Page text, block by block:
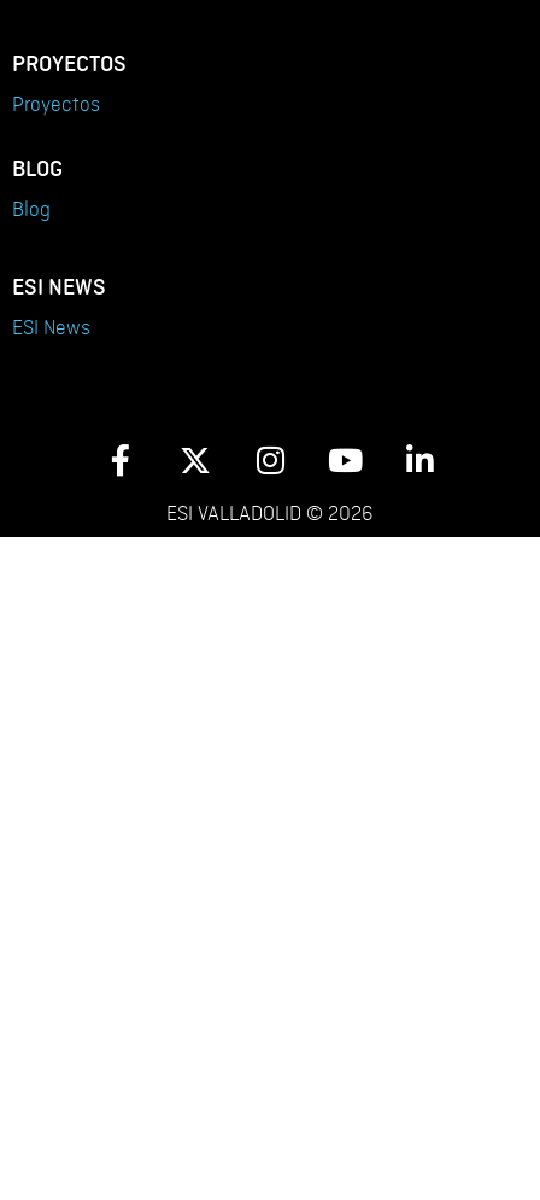
PROYECTOS
Proyectos
BLOG
Blog
ESI NEWS
ESI News
ESI VALLADOLID © 2026